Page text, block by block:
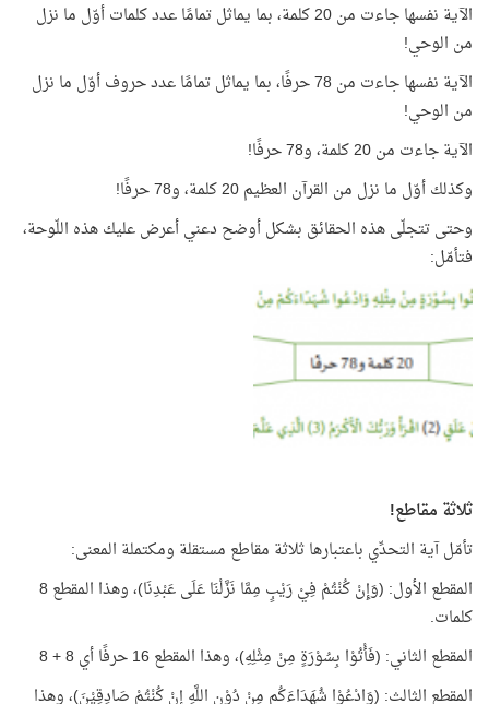
الآية نفسها جاءت من 20 كلمة، بما يماثل تمامًا عدد كلمات أوّل ما نزل
من الوحي!
الآية نفسها جاءت من 78 حرفًا، بما يماثل تمامًا عدد حروف أوّل ما نزل
من الوحي!
الآية جاءت من 20 كلمة، و78 حرفًا!
وكذلك أوّل ما نزل من القرآن العظيم 20 كلمة، و78 حرفًا!
وحتى تتجلّى هذه الحقائق بشكل أوضح دعني أعرض عليك هذه اللّوحة،
فتأمّل:
ثلاثة مقاطع!
تأمّل آية التحدِّي باعتبارها ثلاثة مقاطع مستقلة ومكتملة المعنى:
المقطع الأول: (وَإِنْ كُنْتُمْ فِيْ رَيْبٍ مِمَّا نَزَّلْنَا عَلَى عَبْدِنَا)، وهذا المقطع 8
كلمات.
المقطع الثاني: (فَأْتُوْا بِسُوْرَةٍ مِنْ مِثْلِهِ)، وهذا المقطع 16 حرفًا أي 8 + 8
المقطع الثالث: (وَادْعُوْا شُهَدَاءَكُم مِنْ دُوْنِ اللَّهِ إِنْ كُنْتُمْ صَادِقِيْنَ)، وهذا